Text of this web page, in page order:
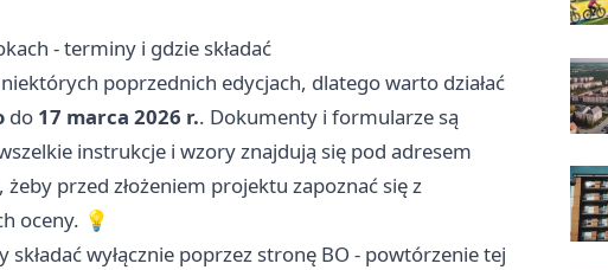
- terminy i gdzie składać
poprzednich edycjach, dlatego warto działać
do 17 marca 2026 r.. Dokumenty i formularze są
instrukcje i wzory znajdują się pod adresem
przed złożeniem projektu zapoznać się z
oceny. 💡
wyłącznie poprzez stronę BO - powtórzenie tej